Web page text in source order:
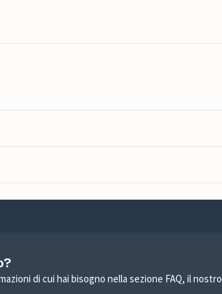
di cui hai bisogno nella sezione FAQ, il nostro